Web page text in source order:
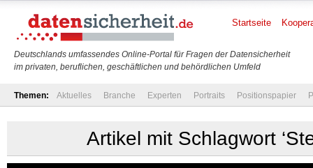
Deutschlands umfassendes Online-Portal für Fragen der Datensicherheit
im privaten, beruflichen, geschäftlichen und behördlichen Umfeld
Startseite
Themen: Aktuelles Branche Experten Portraits Positionspapier
Artikel mit Schlagwort